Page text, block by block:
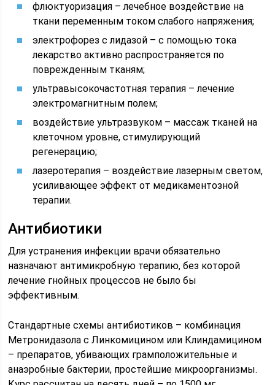
флюктуоризация – лечебное воздействие на
ткани переменным током слабого напряжения;
электрофорез с лидазой – с помощью тока
лекарство активно распространяется по
поврежденным тканям;
ультравысокочастотная терапия – лечение
электромагнитным полем;
воздействие ультразвуком – массаж тканей на
клеточном уровне, стимулирующий
регенерацию;
лазеротерапия – воздействие лазерным светом,
усиливающее эффект от медикаментозной
терапии.
Антибиотики
Для устранения инфекции врачи обязательно
назначают антимикробную терапию, без которой
лечение гнойных процессов не было бы
эффективным.
Стандартные схемы антибиотиков – комбинация
Метронидазола с Линкомицином или Клиндамицином
– препаратов, убивающих грамположительные и
анаэробные бактерии, простейшие микроорганизмы.